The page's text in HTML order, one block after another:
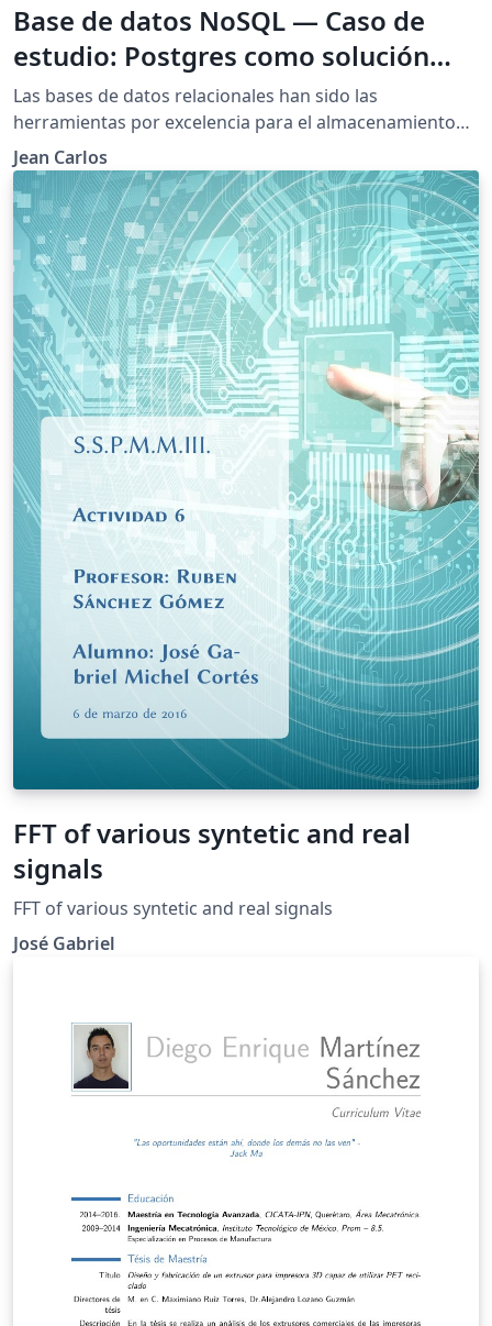
Base de datos NoSQL — Caso de
estudio: Postgres como solución
NoSQL
Las bases de datos relacionales han sido las
herramientas por excelencia para el almacenamiento
de la información en los sistemas informáticos. No
obstante, las bases de datos NoSQL, como tendencia,
han venido ganando espacio especialmente por la
escalabilidad y velocidad en sus tiempos de respuestas.
PostgreSQL ha incorporado algunas características de
tipo NoSQL, como el almacenamiento efímero y el
manejo de datos JSON; características que pueden
aprovecharse para realizar acciones desde el gestor
dándole mayor potencia. El objetivo de este artículo es
evaluar, mediante toda la documentación encontrada,
el comportamiento de las características NoSQL de
PostgreSQL frente a un gestor NoSQL, comparandola
con MongoDB, respecto a los tiempos de respuestas y
dar a conocer las ventajas de uno con respecto al otro.
Palabras Claves: Características NoSQL en PostgreSQL,
MongoDB, PostgreSQL
Jean Carlos
FFT of various syntetic and real
signals
FFT of various syntetic and real signals
José Gabriel